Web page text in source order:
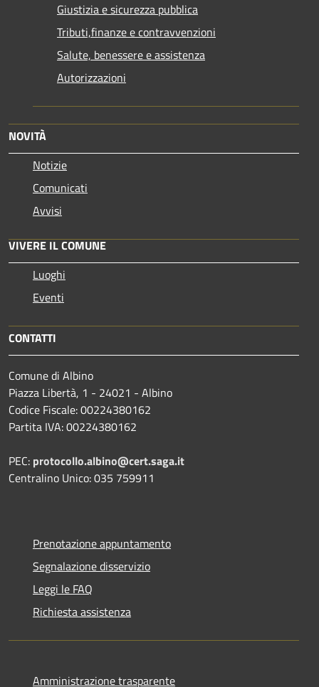
Giustizia e sicurezza pubblica
Tributi,finanze e contravvenzioni
Salute, benessere e assistenza
Autorizzazioni
NOVITÀ
Notizie
Comunicati
Avvisi
VIVERE IL COMUNE
Luoghi
Eventi
CONTATTI
Comune di Albino
Piazza Libertà, 1 - 24021 - Albino
Codice Fiscale: 00224380162
Partita IVA: 00224380162
PEC: protocollo.albino@cert.saga.it
Centralino Unico: 035 759911
Prenotazione appuntamento
Segnalazione disservizio
Leggi le FAQ
Richiesta assistenza
Amministrazione trasparente